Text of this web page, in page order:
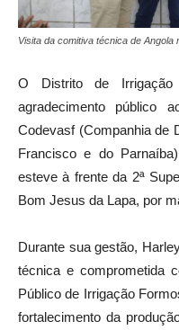
Visita da comitiva técnica de
O Distrito de
agradecimento público
Codevasf (Companhia de
Francisco e do
esteve à frente da 2ª
Bom Jesus da Lapa, por
Durante sua gestão,
técnica e comprometida
Público de Irrigação
fortalecimento da